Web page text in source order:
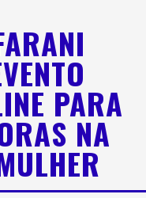
29ª edição do Festival Cultura e Gastronomia de Tiradentes ocupa a cidade entre 21 e 30 de agosto, com o tema Minas Lusitânia
De BH para o mundo: conheça a stylist mineira por trás de turnês e campanhas globais
PARA
NA